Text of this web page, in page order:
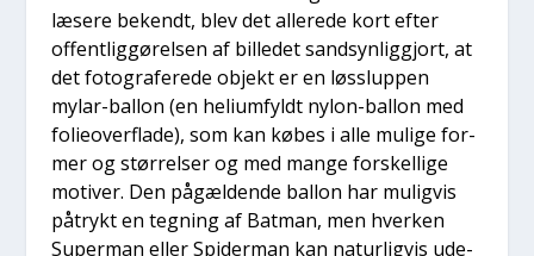
læse­re bekendt, blev det alle­re­de kort efter
offent­lig­gø­rel­sen af bil­le­det sand­syn­lig­gjort, at
det foto­gra­fe­re­de objekt er en løs­slup­pen
mylar-bal­lon (en heli­um­fyldt nylon-bal­lon med
folie­over­fla­de), som kan købes i alle muli­ge for­
mer og stør­rel­ser og med man­ge for­skel­li­ge
moti­ver. Den pågæl­den­de bal­lon har mulig­vis
påtrykt en teg­ning af Bat­man, men hver­ken
Super­man eller Spi­der­man kan natur­lig­vis ude­